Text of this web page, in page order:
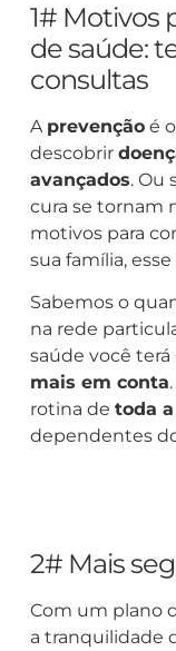
1# Motivos
de saúde:
consultas
A prevençãoé
descobrir
avançados. Ou
cura se tornam
motivos para
sua família,
Sabemos o
na rede
saúde você terá
mais em conta
rotina de toda
dependentes
2# Mais
Com um plano
a tranquilidade